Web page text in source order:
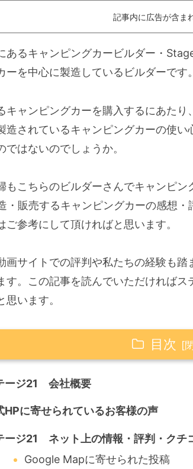
記事内に広告が含ま
あるキャンピングカービルダー・
ーを中心に製造しているビルダーです。
キャンピングカーを購入するにあた
造されているキャンピングカーの使
ではないのでしょうか。
もこちらのビルダーさんでキャンピ
・販売するキャンピングカーの感想
ご参考にして頂ければと思います。
画サイトでの評判や私たちの経験も
す。この記事を読んでいただければ
思います。
目次
ージ21 会社概要
HPに寄せられているお客様の声
ージ21 ネット上の情報・評判・クチ
Google Mapに寄せられた投稿